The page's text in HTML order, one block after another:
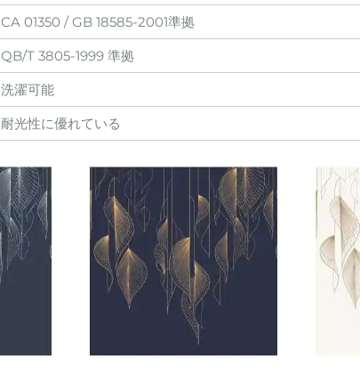
CA 01350 / GB 18585-2001準拠
QB/T 3805-1999 準拠
洗濯可能
耐光性に優れている